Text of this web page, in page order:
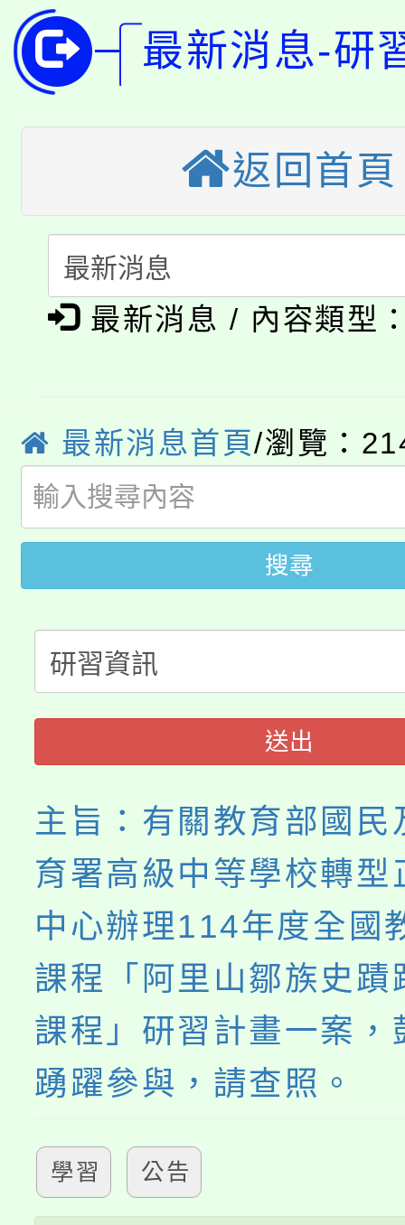
開!
115年桃園市運動會8/
田徑場及游泳池舉行。
桃園市低收入戶享有免
半價優惠，詳情可洽有
者。
份教師增能研習
大溪自造教育及科技
淨零綠生活教案入校路
會
115年食農教育專業人
程
「本色祭」8/29、30在
場熱烈登場!
8/21下午1時於龍潭區
局官網。
8月14至27日，桃園電
開!
115年桃園市運動會8/
田徑場及游泳池舉行。
桃園市低收入戶享有免
視費優惠，中低收入戶
者。
大園自造教育及科技
份教師研習
淨零綠生活教案入校路
會
115年食農教育專業人
最新消息-研
返回首頁
最新消息 / 內容類型
最新消息首頁/瀏覽：
搜尋
送出
主旨：有關教育部國民
育署高級中等學校轉型
中心辦理114年度全國
課程「阿里山鄒族史蹟
課程」研習計畫一案，
踴躍參與，請查照。
學習 公告